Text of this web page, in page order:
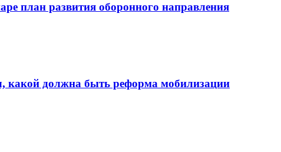
план развития оборонного направления
какой должна быть реформа мобилизации